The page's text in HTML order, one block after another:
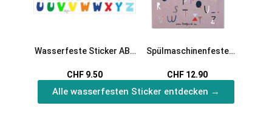
Wasserfeste Sticker ABC
CHF 9.50
Spülmaschinenfeste
CHF 12.90
Alle wasserfesten Sticker entdecken →